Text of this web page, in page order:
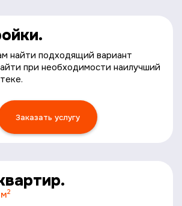
найти подходящий вариант
при необходимости наилучший
Заказать услугу
2